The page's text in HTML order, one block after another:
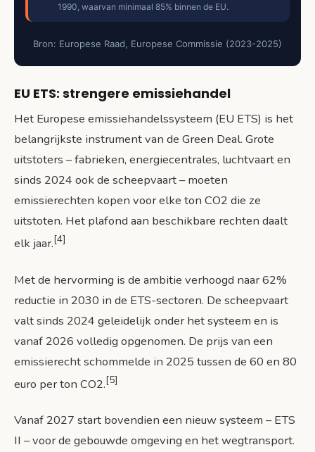
1990, waarvan minimaal 85% binnen de EU.
Bron: Europese Raad, Europese Commissie (2023-2025)
EU ETS: strengere emissiehandel
Het Europese emissiehandelssysteem (EU ETS) is het
belangrijkste instrument van de Green Deal. Grote
uitstoters – fabrieken, energiecentrales, luchtvaart en
sinds 2024 ook de scheepvaart – moeten
emissierechten kopen voor elke ton CO2 die ze
uitstoten. Het plafond aan beschikbare rechten daalt
elk jaar.[4]
Met de hervorming is de ambitie verhoogd naar 62%
reductie in 2030 in de ETS-sectoren. De scheepvaart
valt sinds 2024 geleidelijk onder het systeem en is
vanaf 2026 volledig opgenomen. De prijs van een
emissierecht schommelde in 2025 tussen de 60 en 80
euro per ton CO2.[5]
Vanaf 2027 start bovendien een nieuw systeem – ETS
II – voor de gebouwde omgeving en het wegtransport.